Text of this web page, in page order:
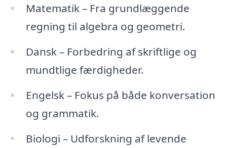
Matematik – Fra grundlæggende
regning til algebra og geometri.
Dansk – Forbedring af skriftlige og
mundtlige færdigheder.
Engelsk – Fokus på både konversation
og grammatik.
Biologi – Udforskning af levende